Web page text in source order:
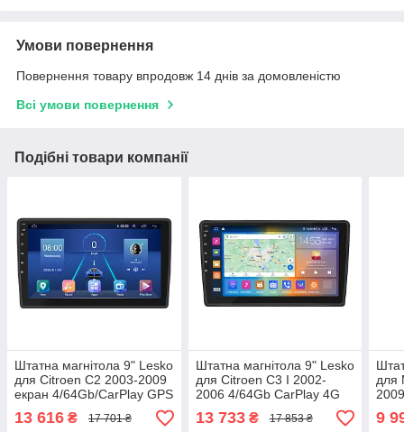
Умови повернення
Повернення товару впродовж 14 днів за домовленістю
Всі умови повернення
Подібні товари компанії
Штатна магнітола 9" Lesko
для Citroen C2 2003-2009
екран 4/64Gb/CarPlay GPS
Premium на андроїд 6 шт.
13 616 ₴ 17 701 ₴
Штатна магнітола 9" Lesko
для Citroen C3 I 2002-
2006 4/64Gb CarPlay 4G
Wi-Fi GPS Prime Ситроен
6шт
13 733₴ 17 853 ₴
для
9